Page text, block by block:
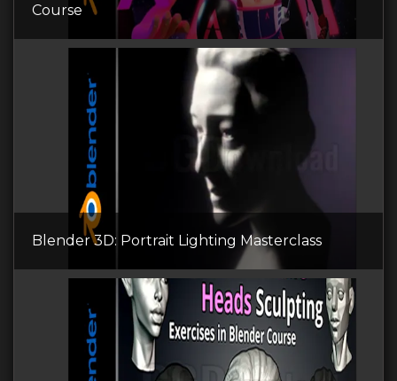
Course
Blender 3D: Portrait Lighting Masterclass